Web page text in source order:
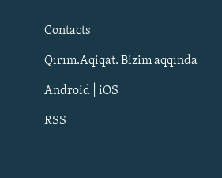
QOŞULIÑIZ!
Contacts
Qırım.Aqiqat. Bizim aqqında
Android | iOS
RSS